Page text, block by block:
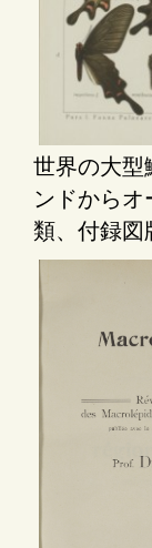
世界の大型
ンドから
類、付録図